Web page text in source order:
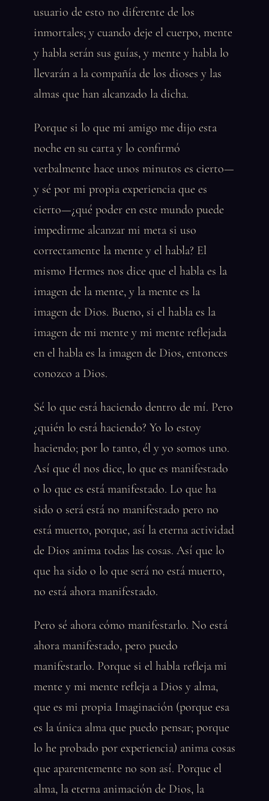
usuario de esto no diferente de los
inmortales; y cuando deje el cuerpo, mente
y habla serán sus guías, y mente y habla lo
llevarán a la compañía de los dioses y las
almas que han alcanzado la dicha.
Porque si lo que mi amigo me dijo esta
noche en su carta y lo confirmó
verbalmente hace unos minutos es cierto—
y sé por mi propia experiencia que es
cierto—¿qué poder en este mundo puede
impedirme alcanzar mi meta si uso
correctamente la mente y el habla? El
mismo Hermes nos dice que el habla es la
imagen de la mente, y la mente es la
imagen de Dios. Bueno, si el habla es la
imagen de mi mente y mi mente reflejada
en el habla es la imagen de Dios, entonces
conozco a Dios.
Sé lo que está haciendo dentro de mí. Pero
¿quién lo está haciendo? Yo lo estoy
haciendo; por lo tanto, él y yo somos uno.
Así que él nos dice, lo que es manifestado
o lo que es está manifestado. Lo que ha
sido o será está no manifestado pero no
está muerto, porque, así la eterna actividad
de Dios anima todas las cosas. Así que lo
que ha sido o lo que será no está muerto,
no está ahora manifestado.
Pero sé ahora cómo manifestarlo. No está
ahora manifestado, pero puedo
manifestarlo. Porque si el habla refleja mi
mente y mi mente refleja a Dios y alma,
que es mi propia Imaginación (porque esa
es la única alma que puedo pensar; porque
lo he probado por experiencia) anima cosas
que aparentemente no son así. Porque el
alma, la eterna animación de Dios, la